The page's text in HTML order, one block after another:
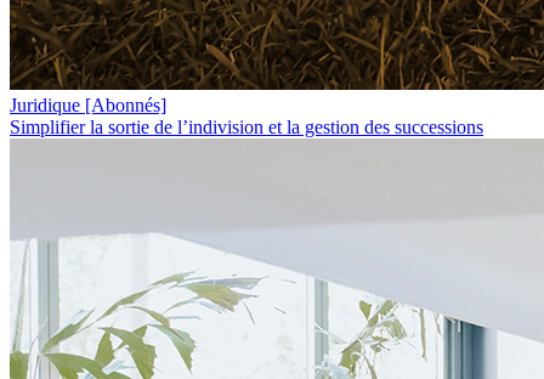
Juridique [Abonnés]
Simplifier la sortie de l’indivision et la gestion des successions